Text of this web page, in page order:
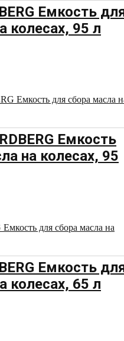
Емкость
колесах, 95 л
Емкость
на колесах, 95
Емкость
колесах, 65 л